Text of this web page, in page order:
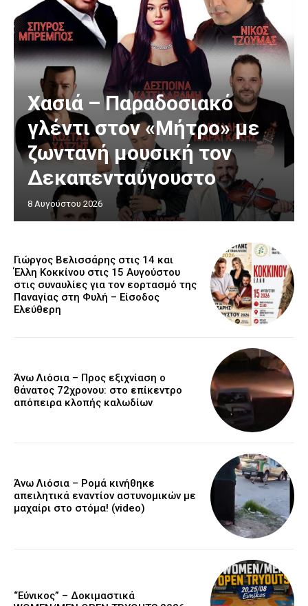
Χασιά – Παραδοσιακό
γλέντι στον «Μήτρο» με
ζωντανή μουσική τον
Δεκαπενταύγουστο
8 Αυγούστου 2026
Γιώργος Βελισσάρης στις 14 και
Έλλη Κοκκίνου στις 15 Αυγούστου
στις συναυλίες για τον εορτασμό της
Παναγίας στη Φυλή – Είσοδος
Ελεύθερη
Άνω Λιόσια – Προς εξιχνίαση ο
θάνατος 72χρονου: στο επίκεντρο
απόπειρα κλοπής καλωδίων
Άνω Λιόσια – Ρομά κινήθηκε
απειλητικά εναντίον αστυνομικών με
μαχαίρι στο στόμα! (video)
“Εύνικος” – Δοκιμαστικά